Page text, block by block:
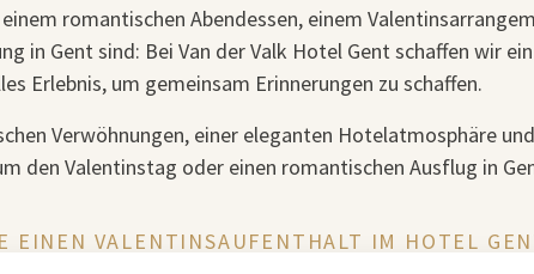
einem romantischen Abendessen, einem
in Gent sind: Bei Van der Valk Hotel Gent schaffen wir
Erlebnis, um gemeinsam Erinnerungen zu schaffen.
Verwöhnungen, einer eleganten Hotelatmosphäre
den Valentinstag oder einen romantischen Ausflug in
EINEN VALENTINSAUFENTHALT IM HOTEL